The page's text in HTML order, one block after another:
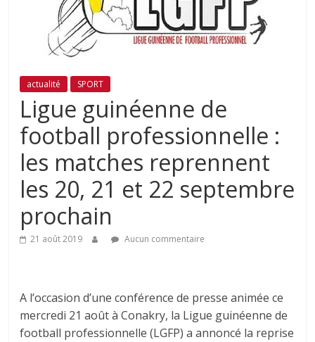
actualité SPORT
Ligue guinéenne de
football professionnelle :
les matches reprennent
les 20, 21 et 22 septembre
prochain
21 août 2019 Aucun commentaire
A l’occasion d’une conférence de presse animée ce
mercredi 21 août à Conakry, la Ligue guinéenne de
football professionnelle (LGFP) a annoncé la reprise